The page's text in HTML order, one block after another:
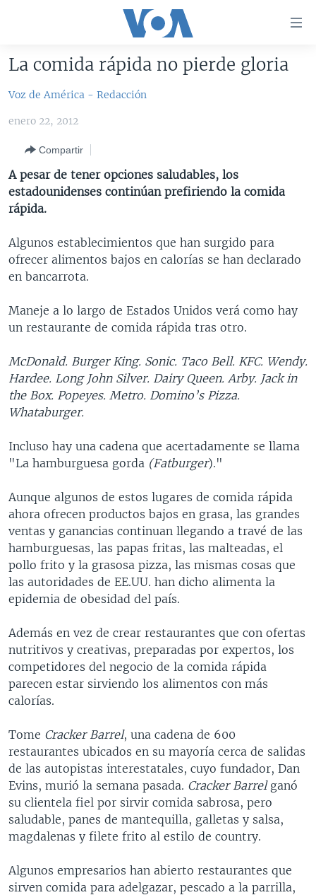
accesibilidad
al
principal
navegador
principal
Salte
búsqueda
AMÉRICA DEL NORTE
EEUU
MÉXICO
HAITÍ
ELECCIONES EEUU 2024
ELECCIONES EEUU
VOTO DIVIDIDO
VOA VERIFICA
VOA VERIFICA UCRANIA/RUSIA
VOA VERIFICA INMIGRACIÓN
VOA VERIFICA AMÉRICA LATINA
AMÉRICA LATINA
ARGENTINA
BOLIVIA
CHILE
PERÚ
ECUADOR
VENEZUELA
BRASIL
CHINA EN AMÉRICA LATINA
CENTROAMÉRICA
EL SALVADOR
GUATEMALA
HONDURAS
NICARAGUA
INMIGRACIÓN
LIBERTAD DE PRENSA
MUNDO
ECONOMÍA
ENTRETENIMIENTO Y CULTURA
TECNOLOGÍA
DEPORTES
ESPECIALES DE LA VOA
LIBERTAD DE PRENSA
UCRANIA
MULTIMEDIA
VIDEOS
FOTOGRAFÍA
AUDIOS
PROGRAMAS TV
EL MUNDO AL DÍA
FORO INTERAMERICANO
LAS CLAVES
RADIO
AVANCE INFORMATIVO
BUENOS DÍAS AMÉRICA
EL MUNDO AL DÍA [RADIO]
FORO [RADIO]
DEPORTIVO INTERNACIONAL
NOTA ECONÓMICA
DIRECT
Learning English
SÍGANOS
La comida rápida no pierde gloria
Voz de América - Redacción
enero 22, 2012
Compartir
A pesar de tener opciones saludables, los
estadounidenses continúan prefiriendo la comida
rápida.
Algunos establecimientos que han surgido para
ofrecer alimentos bajos en calorías se han declarado
en bancarrota.
Maneje a lo largo de Estados Unidos verá como hay
un restaurante de comida rápida tras otro.
McDonald. Burger King. Sonic. Taco Bell. KFC. Wendy.
Hardee. Long John Silver. Dairy Queen. Arby. Jack in
the Box. Popeyes. Metro. Domino’s Pizza.
Whataburger.
Incluso hay una cadena que acertadamente se llama
"La hamburguesa gorda (Fatburger)."
Aunque algunos de estos lugares de comida rápida
ahora ofrecen productos bajos en grasa, las grandes
ventas y ganancias continuan llegando a travé de las
hamburguesas, las papas fritas, las malteadas, el
pollo frito y la grasosa pizza, las mismas cosas que
las autoridades de EE.UU. han dicho alimenta la
epidemia de obesidad del país.
Además en vez de crear restaurantes que con ofertas
nutritivos y creativas, preparadas por expertos, los
competidores del negocio de la comida rápida
parecen estar sirviendo los alimentos con más
calorías.
Tome Cracker Barrel, una cadena de 600
restaurantes ubicados en su mayoría cerca de salidas
de las autopistas interestatales, cuyo fundador, Dan
Evins, murió la semana pasada. Cracker Barrelganó
su clientela fiel por sirvir comida sabrosa, pero
saludable, panes de mantequilla, galletas y salsa,
magdalenas y filete frito al estilo de country.
Algunos empresarios han abierto restaurantes que
sirven comida para adelgazar, pescado a la parrilla,